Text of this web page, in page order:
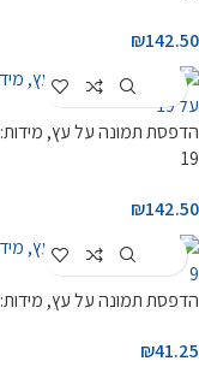
₪142.50
Customize
19
₪142.50
Customize
הדפסת תמונה על עץ, מידות: 9 על 9
₪41.25